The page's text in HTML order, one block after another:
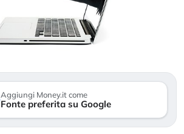
Aggiungi Money.it come
Fonte preferita su Google